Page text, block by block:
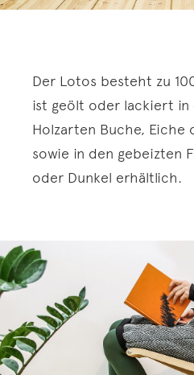
Der Lotos besteht zu
ist geölt oder lackiert in
Holzarten Buche, Eiche
sowie in den gebeizten
oder Dunkel erhältlich.